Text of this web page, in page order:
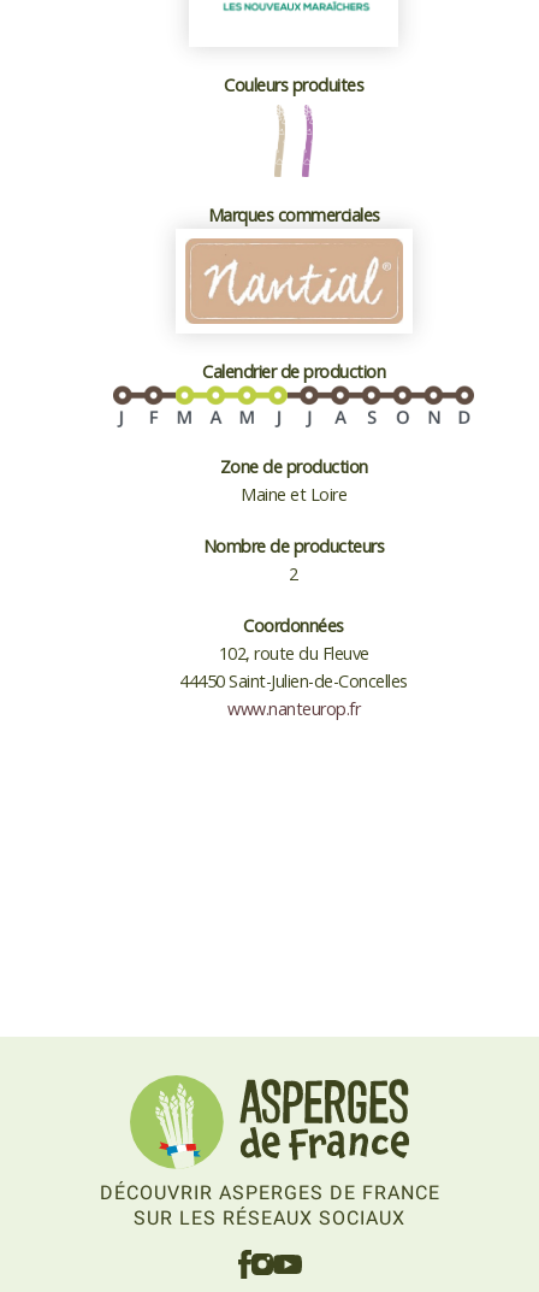
Couleurs produites
Marques commerciales
Calendrier de production
Zone de production
Maine et Loire
Nombre de producteurs
2
Coordonnées
102, route du Fleuve
44450 Saint-Julien-de-Concelles
www.nanteurop.fr
DÉCOUVRIR ASPERGES DE FRANCE
SUR LES RÉSEAUX SOCIAUX